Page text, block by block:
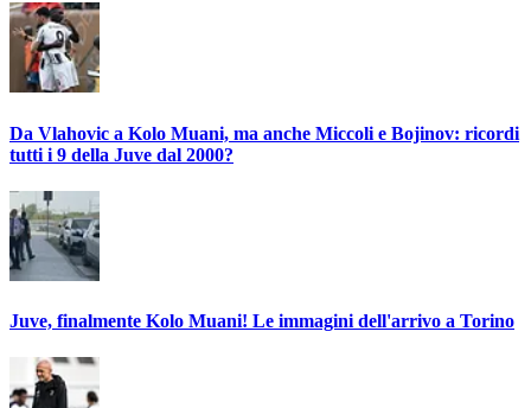
Da Vlahovic a Kolo Muani, ma anche Miccoli e Bojinov: ricordi
tutti i 9 della Juve dal 2000?
Juve, finalmente Kolo Muani! Le immagini dell'arrivo a Torino